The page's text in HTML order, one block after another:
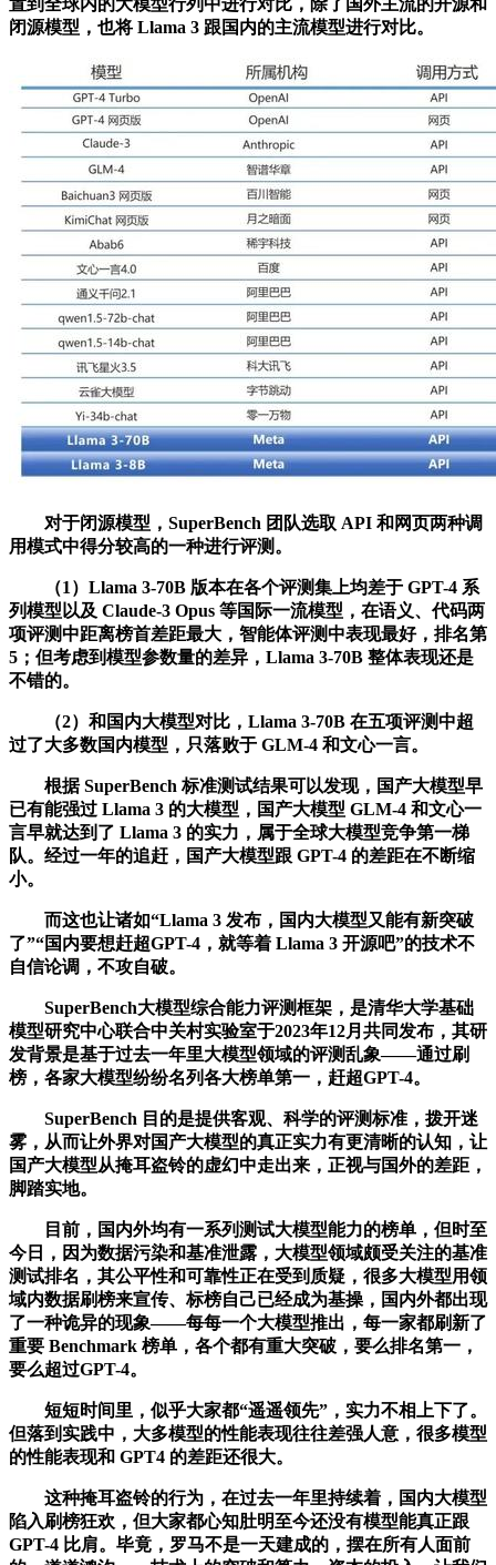
闭源模型，也将 Llama 3 跟国内的主流模型进行对比。
对于闭源模型，SuperBench 团队选取 API 和网页两种调
用模式中得分较高的一种进行评测。
（1）Llama 3-70B 版本在各个评测集上均差于 GPT-4 系
列模型以及 Claude-3 Opus 等国际一流模型，在语义、代码两
项评测中距离榜首差距最大，智能体评测中表现最好，排名第
5；但考虑到模型参数量的差异，Llama 3-70B 整体表现还是
不错的。
（2）和国内大模型对比，Llama 3-70B 在五项评测中超
过了大多数国内模型，只落败于 GLM-4 和文心一言。
根据 SuperBench 标准测试结果可以发现，国产大模型早
已有能强过 Llama 3 的大模型，国产大模型 GLM-4 和文心一
言早就达到了 Llama 3 的实力，属于全球大模型竞争第一梯
队。经过一年的追赶，国产大模型跟 GPT-4 的差距在不断缩
小。
而这也让诸如“Llama 3 发布，国内大模型又能有新突破
了”“国内要想赶超GPT-4，就等着 Llama 3 开源吧”的技术不
自信论调，不攻自破。
SuperBench大模型综合能力评测框架，是清华大学基础
模型研究中心联合中关村实验室于2023年12月共同发布，其研
发背景是基于过去一年里大模型领域的评测乱象——通过刷
榜，各家大模型纷纷名列各大榜单第一，赶超GPT-4。
SuperBench 目的是提供客观、科学的评测标准，拨开迷
雾，从而让外界对国产大模型的真正实力有更清晰的认知，让
国产大模型从掩耳盗铃的虚幻中走出来，正视与国外的差距，
脚踏实地。
目前，国内外均有一系列测试大模型能力的榜单，但时至
今日，因为数据污染和基准泄露，大模型领域颇受关注的基准
测试排名，其公平性和可靠性正在受到质疑，很多大模型用领
域内数据刷榜来宣传、标榜自己已经成为基操，国内外都出现
了一种诡异的现象——每每一个大模型推出，每一家都刷新了
重要 Benchmark 榜单，各个都有重大突破，要么排名第一，
要么超过GPT-4。
短短时间里，似乎大家都“遥遥领先”，实力不相上下了。
但落到实践中，大多模型的性能表现往往差强人意，很多模型
的性能表现和 GPT4 的差距还很大。
这种掩耳盗铃的行为，在过去一年里持续着，国内大模型
陷入刷榜狂欢，但大家都心知肚明至今还没有模型能真正跟
GPT-4 比肩。毕竟，罗马不是一天建成的，摆在所有人面前